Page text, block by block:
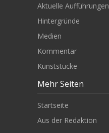
Aktuelle Aufführungen
Hintergründe
Medien
Kommentar
Kunststücke
Mehr Seiten
Startseite
Aus der Redaktion